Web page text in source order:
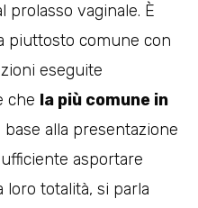
prolasso vaginale. È
piuttosto comune con
eseguite
che la più comune in
base alla presentazione
asportare
loro totalità, si parla